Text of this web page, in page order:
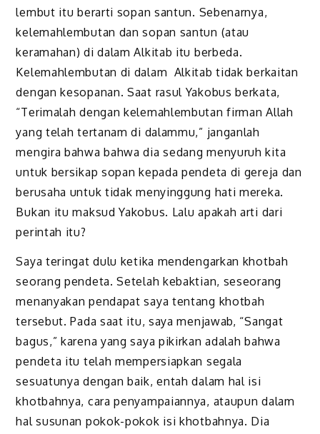
lembut itu berarti sopan santun. Sebenarnya,
kelemahlembutan dan sopan santun (atau
keramahan) di dalam Alkitab itu berbeda.
Kelemahlembutan di dalam Alkitab tidak berkaitan
dengan kesopanan. Saat rasul Yakobus berkata,
“Terimalah dengan kelemahlembutan firman Allah
yang telah tertanam di dalammu,” janganlah
mengira bahwa bahwa dia sedang menyuruh kita
untuk bersikap sopan kepada pendeta di gereja dan
berusaha untuk tidak menyinggung hati mereka.
Bukan itu maksud Yakobus. Lalu apakah arti dari
perintah itu?
Saya teringat dulu ketika mendengarkan khotbah
seorang pendeta. Setelah kebaktian, seseorang
menanyakan pendapat saya tentang khotbah
tersebut. Pada saat itu, saya menjawab, “Sangat
bagus,” karena yang saya pikirkan adalah bahwa
pendeta itu telah mempersiapkan segala
sesuatunya dengan baik, entah dalam hal isi
khotbahnya, cara penyampaiannya, ataupun dalam
hal susunan pokok-pokok isi khotbahnya. Dia